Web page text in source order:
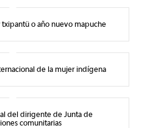
o año nuevo mapuche
de la mujer indígena
del dirigente de Junta de
comunitarias